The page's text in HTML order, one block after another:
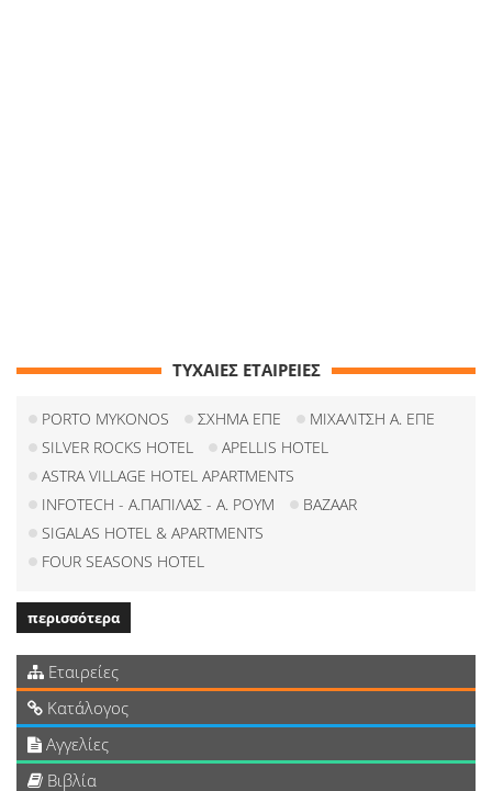
ΤΥΧΑΙΕΣ ΕΤΑΙΡΕΙΕΣ
PORTO MYKONOS ΣΧΗΜΑ ΕΠΕ
ΜΙΧΑΛΙΤΣΗ Α. ΕΠΕ
SILVER ROCKS HOTEL
APELLIS HOTEL
ASTRA VILLAGE HOTEL APARTMENTS
INFOTECH - Α.ΠΑΠΙΛΑΣ - Α. ΡΟΥΜ
BAZAAR
SIGALAS HOTEL & APARTMENTS
FOUR SEASONS HOTEL
περισσότερα
Εταιρείες
Κατάλογος
Αγγελίες
Βιβλία